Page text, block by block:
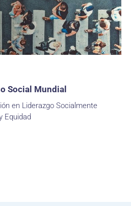
Social Mundial
en Liderazgo Socialmente
Equidad